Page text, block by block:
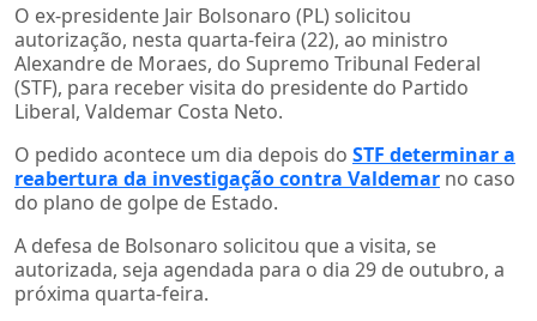
O ex-presidente Jair Bolsonaro (PL) solicitou
autorização, nesta quarta-feira (22), ao ministro
Alexandre de Moraes, do Supremo Tribunal Federal
(STF), para receber visita do presidente do Partido
Liberal, Valdemar Costa Neto.
O pedido acontece um dia depois do STF determinar a
reabertura da investigação contra Valdemar no caso
do plano de golpe de Estado.
A defesa de Bolsonaro solicitou que a visita, se
autorizada, seja agendada para o dia 29 de outubro, a
próxima quarta-feira.